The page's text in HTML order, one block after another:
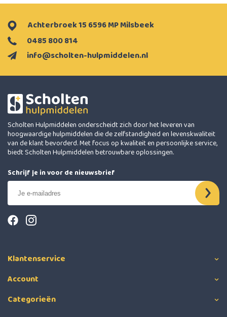
info@scholten-hulpmiddelen.nl
0485 800 814
Achterbroek 15 6596 MP Milsbeek
Scholten Hulpmiddelen onderscheidt zich door het leveren van
hoogwaardige hulpmiddelen die de zelfstandigheid en levenskwaliteit
van de klant bevorderd. Met focus op kwaliteit en persoonlijke service,
biedt Scholten Hulpmiddelen betrouwbare oplossingen.
Schrijf je in voor de nieuwsbrief
Klantenservice
Account
Categorieën